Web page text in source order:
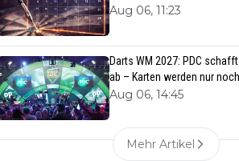
Aug 06, 11:23
Darts WM 2027: PDC
ab – Karten werden nur
Aug 06, 14:45
Mehr Artikel